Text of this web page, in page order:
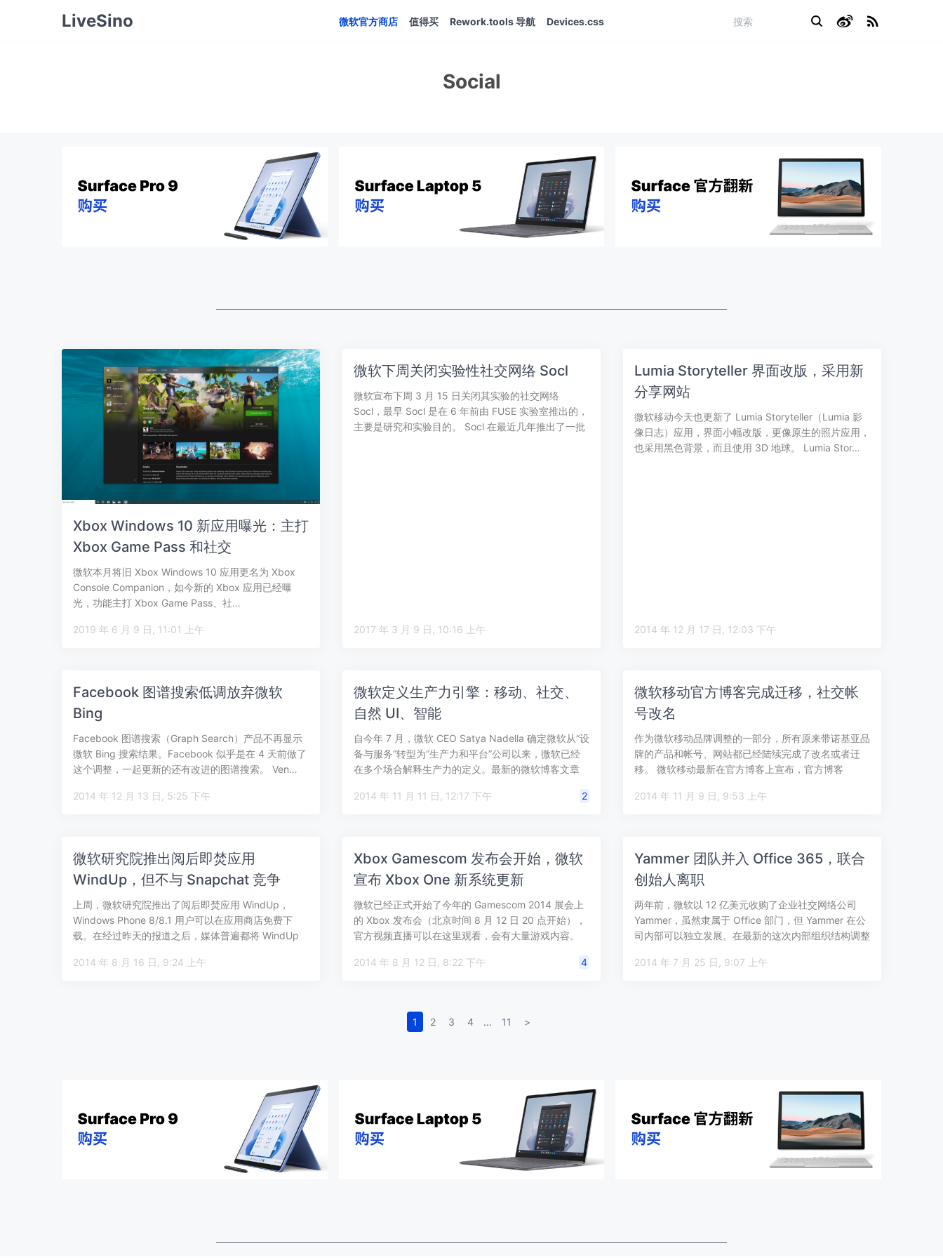
LiveSino 微软官方商店 值得买 Rework.tools 导航 Devices.css
Social
Xbox Windows 10 新应用曝光：主打
Xbox Game Pass 和社交
微软本月将旧 Xbox Windows 10 应用更名为 Xbox
Console Companion，如今新的 Xbox 应用已经曝
光，功能主打 Xbox Game Pass、社…
2019 年 6 月 9 日, 11:01 上午
微软下周关闭实验性社交网络 Socl
微软宣布下周 3 月 15 日关闭其实验的社交网络
Socl，最早 Socl 是在 6 年前由 FUSE 实验室推出的，
主要是研究和实验目的。 Socl 在最近几年推出了一批
2017 年 3 月 9 日, 10:16 上午
Lumia Storyteller 界面改版，采用新
分享网站
微软移动今天也更新了 Lumia Storyteller（Lumia 影
像日志）应用，界面小幅改版，更像原生的照片应用，
也采用黑色背景，而且使用 3D 地球。 Lumia Stor…
2014 年 12 月 17 日, 12:03 下午
Facebook 图谱搜索低调放弃微软
Bing
Facebook 图谱搜索（Graph Search）产品不再显示
微软 Bing 搜索结果。Facebook 似乎是在 4 天前做了
这个调整，一起更新的还有改进的图谱搜索。 Ven…
2014 年 12 月 13 日, 5:25 下午
微软定义生产力引擎：移动、社交、
自然 UI、智能
自今年 7 月，微软 CEO Satya Nadella 确定微软从“设
备与服务”转型为“生产力和平台”公司以来，微软已经
在多个场合解释生产力的定义。最新的微软博客文章
2014 年 11 月 11 日, 12:17 下午
2
微软移动官方博客完成迁移，社交帐
号改名
作为微软移动品牌调整的一部分，所有原来带诺基亚品
牌的产品和帐号、网站都已经陆续完成了改名或者迁
移。 微软移动最新在官方博客上宣布，官方博客
2014 年 11 月 9 日, 9:53 上午
微软研究院推出阅后即焚应用
WindUp，但不与 Snapchat 竞争
上周，微软研究院推出了阅后即焚应用 WindUp，
Windows Phone 8/8.1 用户可以在应用商店免费下
载。在经过昨天的报道之后，媒体普遍都将 WindUp
2014 年 8 月 16 日, 9:24 上午
Xbox Gamescom 发布会开始，微软
宣布 Xbox One 新系统更新
微软已经正式开始了今年的 Gamescom 2014 展会上
的 Xbox 发布会（北京时间 8 月 12 日 20 点开始），
官方视频直播可以在这里观看，会有大量游戏内容。
2014 年 8 月 12 日, 8:22 下午
4
Yammer 团队并入 Office 365，联合
创始人离职
两年前，微软以 12 亿美元收购了企业社交网络公司
Yammer，虽然隶属于 Office 部门，但 Yammer 在公
司内部可以独立发展。在最新的这次内部组织结构调整
2014 年 7 月 25 日, 9:07 上午
1 2 3 4 ... 11 >